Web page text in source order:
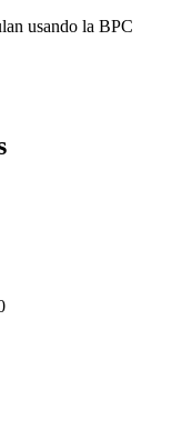
usando la BPC